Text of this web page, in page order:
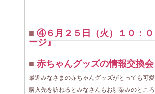
■ ④６月２５日（火）１０：
ージ』
■ 赤ちゃんグッズの情報交換
最近みなさまの赤ちゃんグッズがとっても可
購入先を訪ねるとみなさんもお馴染みのとこ